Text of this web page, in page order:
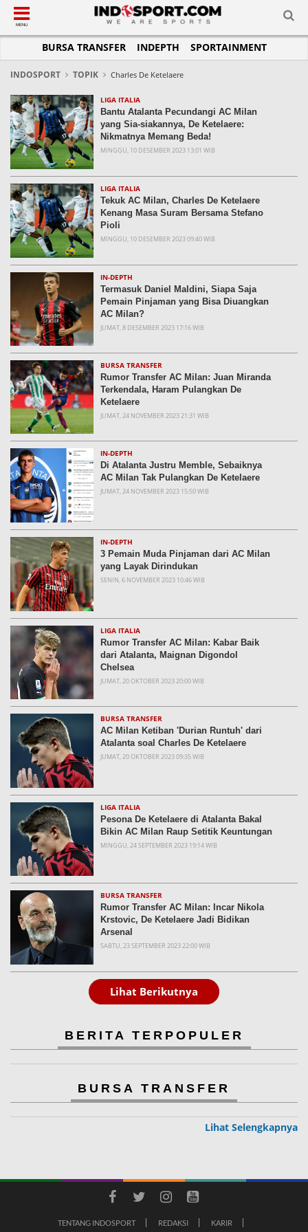
SUB-MENU
SEPAKBOLA
LIGA 1
LIGA 2
LIGA INGGRIS
LIGA ITALIA
LIGA SPANYOL
LIGA CHAMPIONS
LIGA JERMAN
LIGA PRANCIS
LIGA EUROPA
SUB-MENU
SPORTAINMENT
SELEBSPORT
LIFESTYLE
SUB-MENU
OTOMOTIF
MOTOGP
FORMULA 1
OTOMANIA
SUB-MENU
RAKET
MMA
FUTSAL
OLIMPIK
E-SPORT
SUB-MENU
JADWAL
KLASEMEN
SUB-MENU
TOPIK HARI INI
PERATURAN OLAHRAGA
TIPS DAN TRIK
INFOGRAFIS
GALERI FOTO
TEMPAT OLAHRAGA
PASUKAN SEHAT
KOMUNITAS SEHAT
MENU
BURSA TRANSFER INDEPTH SPORTAINMENT
INDOSPORT TOPIK Charles De Ketelaere
LIGA ITALIA
Bantu Atalanta Pecundangi AC Milan
yang Sia-siakannya, De Ketelaere:
Nikmatnya Memang Beda!
MINGGU, 10 DESEMBER 2023 13:01 WIB
LIGA ITALIA
Tekuk AC Milan, Charles De Ketelaere
Kenang Masa Suram Bersama Stefano
Pioli
MINGGU, 10 DESEMBER 2023 09:40 WIB
IN-DEPTH
Termasuk Daniel Maldini, Siapa Saja
Pemain Pinjaman yang Bisa Diuangkan
AC Milan?
JUMAT, 8 DESEMBER 2023 17:16 WIB
BURSA TRANSFER
Rumor Transfer AC Milan: Juan Miranda
Terkendala, Haram Pulangkan De
Ketelaere
JUMAT, 24 NOVEMBER 2023 21:31 WIB
IN-DEPTH
Di Atalanta Justru Memble, Sebaiknya
AC Milan Tak Pulangkan De Ketelaere
JUMAT, 24 NOVEMBER 2023 15:50 WIB
IN-DEPTH
3 Pemain Muda Pinjaman dari AC Milan
yang Layak Dirindukan
SENIN, 6 NOVEMBER 2023 10:46 WIB
LIGA ITALIA
Rumor Transfer AC Milan: Kabar Baik
dari Atalanta, Maignan Digondol
Chelsea
JUMAT, 20 OKTOBER 2023 20:00 WIB
BURSA TRANSFER
AC Milan Ketiban 'Durian Runtuh' dari
Atalanta soal Charles De Ketelaere
JUMAT, 20 OKTOBER 2023 09:35 WIB
LIGA ITALIA
Pesona De Ketelaere di Atalanta Bakal
Bikin AC Milan Raup Setitik Keuntungan
MINGGU, 24 SEPTEMBER 2023 19:14 WIB
BURSA TRANSFER
Rumor Transfer AC Milan: Incar Nikola
Krstovic, De Ketelaere Jadi Bidikan
Arsenal
SABTU, 23 SEPTEMBER 2023 22:00 WIB
Lihat Berikutnya
BERITA TERPOPULER
BURSA TRANSFER
Lihat Selengkapnya
TENTANG INDOSPORT REDAKSI KARIR